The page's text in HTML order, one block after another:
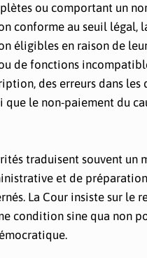
ou comportant un
conforme au seuil légal,
éligibles en raison de
de fonctions
des erreurs dans les
que le non-paiement du
traduisent souvent un
et de
La Cour insiste sur le
condition sine qua non